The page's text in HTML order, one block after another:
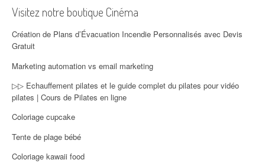
Visitez notre boutique Cinéma
Création de Plans d’Évacuation Incendie Personnalisés avec Devis
Gratuit
Marketing automation vs email marketing
▷▷ Echauffement pilates et le guide complet du pilates pour vidéo
pilates | Cours de Pilates en ligne
Coloriage cupcake
Tente de plage bébé
Coloriage kawaii food